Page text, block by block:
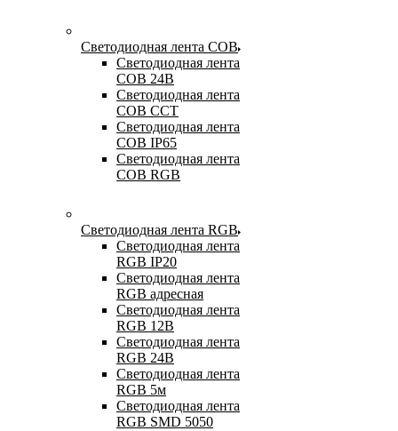
Светодиодная лента COB
Светодиодная лента
COB 24В
Светодиодная лента
COB CCT
Светодиодная лента
COB IP65
Светодиодная лента
COB RGB
Светодиодная лента RGB
Светодиодная лента
RGB IP20
Светодиодная лента
RGB адресная
Светодиодная лента
RGB 12В
Светодиодная лента
RGB 24В
Светодиодная лента
RGB 5м
Светодиодная лента
RGB SMD 5050